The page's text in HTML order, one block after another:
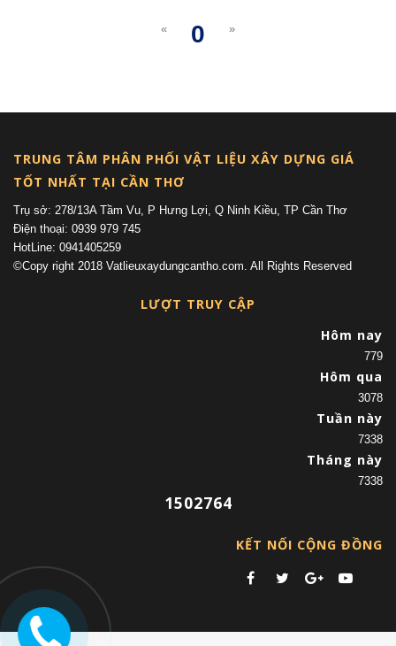
«
0
»
TRUNG TÂM PHÂN PHỐI VẬT LIỆU XÂY DỰNG GIÁ
TỐT NHẤT TẠI CẦN THƠ
Trụ sở: 278/13A Tầm Vu, P Hưng Lợi, Q Ninh Kiều, TP Cần Thơ
Điện thoại: 0939 979 745
HotLine: 0941405259
©Copy right 2018 Vatlieuxaydungcantho.com. All Rights Reserved
LƯỢT TRUY CẬP
Hôm nay
779
Hôm qua
3078
Tuần này
7338
Tháng này
7338
1502764
KẾT NỐI CỘNG ĐỒNG